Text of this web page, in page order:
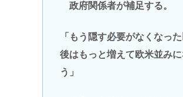
政府関係者が補足する。
「もう隠す必要がなくなっ
後はもっと増えて欧米並み
う」